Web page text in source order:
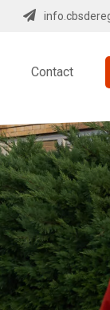
Contact